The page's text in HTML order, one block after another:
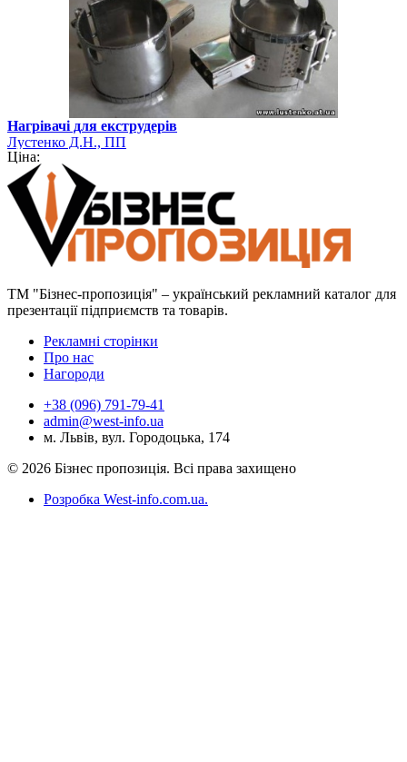
Нагрівачі для екструдерів
Лустенко Д.Н., ПП
Ціна:
ТМ "Бізнес-пропозиція" – український рекламний каталог для
презентації підприємств та товарів.
Рекламні сторінки
Про нас
Нагороди
+38 (096) 791-79-41
admin@west-info.ua
м. Львів, вул. Городоцька, 174
© 2026 Бізнес пропозиція. Всі права захищено
Розробка West-info.com.ua.